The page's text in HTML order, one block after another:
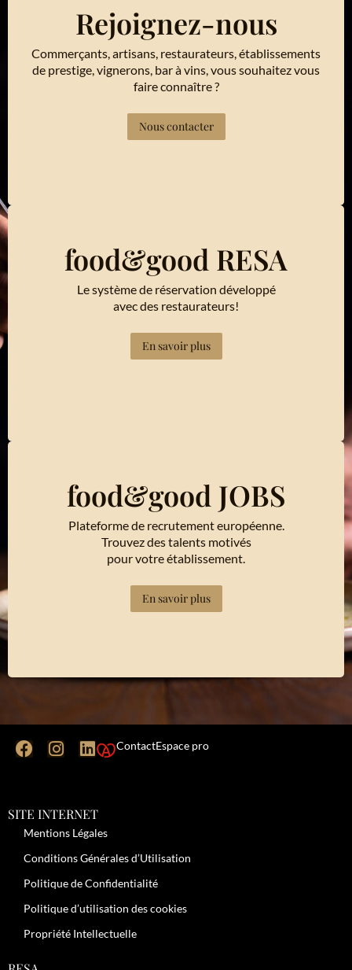
Rejoignez-nous
Commerçants, artisans, restaurateurs, établissements
de prestige, vignerons, bar à vins, vous souhaitez vous
faire connaître ?
Nous contacter
food&good RESA
Le système de réservation développé
avec des restaurateurs!
En savoir plus
food&good JOBS
Plateforme de recrutement européenne.
Trouvez des talents motivés
pour votre établissement.
En savoir plus
ContactEspace pro
SITE INTERNET
Mentions Légales
Conditions Générales d’Utilisation
Politique de Confidentialité
Politique d’utilisation des cookies
Propriété Intellectuelle